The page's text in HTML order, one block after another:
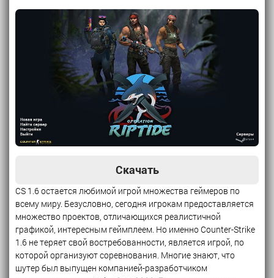
Скачать
CS 1.6 остается любимой игрой множества геймеров по
всему миру. Безусловно, сегодня игрокам предоставляется
множество проектов, отличающихся реалистичной
графикой, интересным геймплеем. Но именно Counter-Strike
1.6 не теряет свой востребованности, является игрой, по
которой организуют соревнования. Многие знают, что
шутер был выпущен компанией-разработчиком